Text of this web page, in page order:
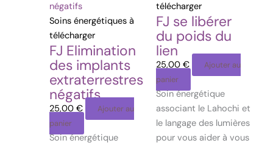
Soins énergétiques à
télécharger
FJ Elimination
des implants
extraterrestres
négatifs
25,00 €
Ajouter au
panier
Soin énergétique
télécharger
FJ se libérer
du poids du
lien
25,00 €
Ajouter au
panier
Soin énergétique
associant le Lahochi et
le langage des lumières
pour vous aider à vous